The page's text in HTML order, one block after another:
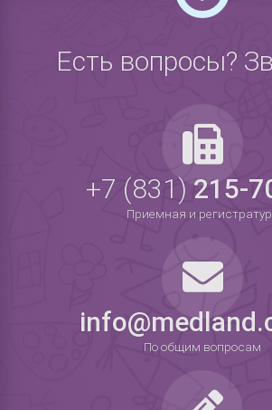
Есть вопросы?
+7 (831)215-
Приемная и
По общим вопросам